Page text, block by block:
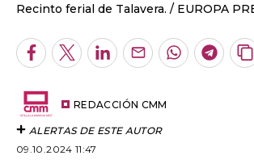
Recinto ferial de Talavera. EUROPA
Facebook
TwitterLinkedInEnviarWhatsapp
REDACCIÓN CMM
ALERTAS DE ESTE AUTOR
09.10.2024 11:47